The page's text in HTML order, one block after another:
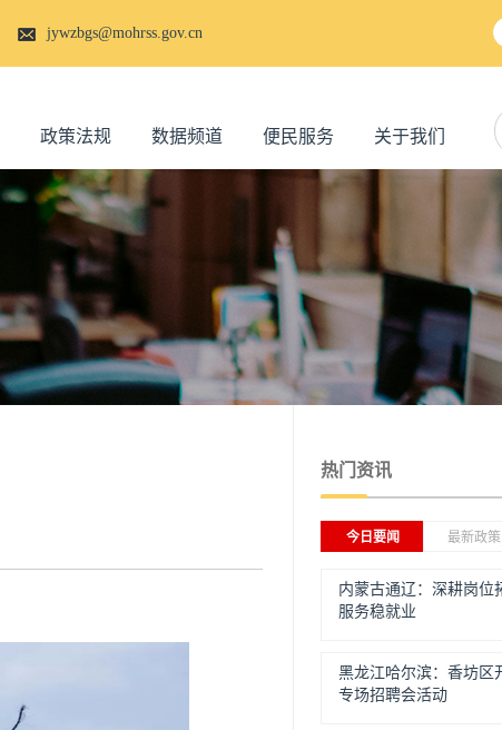
jywzbgs@mohrss.gov.cn
政策法规 数据频道 便民服务 关于我们
热门资讯
今日要闻 最新政策
内蒙古通辽：深耕岗位
服务稳就业
黑龙江哈尔滨：香坊区
专场招聘会活动